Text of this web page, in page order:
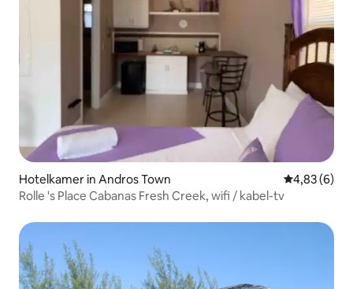
Hotelkamer in Andros Town Gemiddelde
4,83 (6)
Rolle 's Place Cabanas Fresh Creek, wifi / kabel-tv